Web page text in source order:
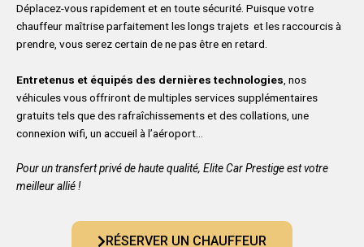
Déplacez-vous rapidement et en toute sécurité. Puisque votre
chauffeur maîtrise parfaitement les longs trajets et les raccourcis à
prendre, vous serez certain de ne pas être en retard.
Entretenus et équipés des dernières technologies , nos
véhicules vous offriront de multiples services supplémentaires
gratuits tels que des rafraîchissements et des collations, une
connexion wifi, un accueil à l’aéroport…
Pour un transfert privé de haute qualité, Elite Car Prestige est votre
meilleur allié !
RÉSERVER UN CHAUFFEUR